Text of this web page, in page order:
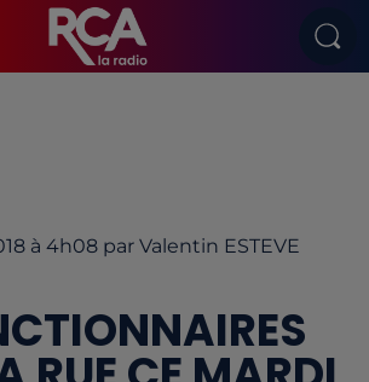
à 4h08 par Valentin ESTEVE